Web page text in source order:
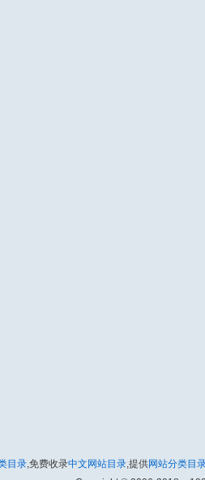
目录,免费收录中文网站目录,提供网站分类目